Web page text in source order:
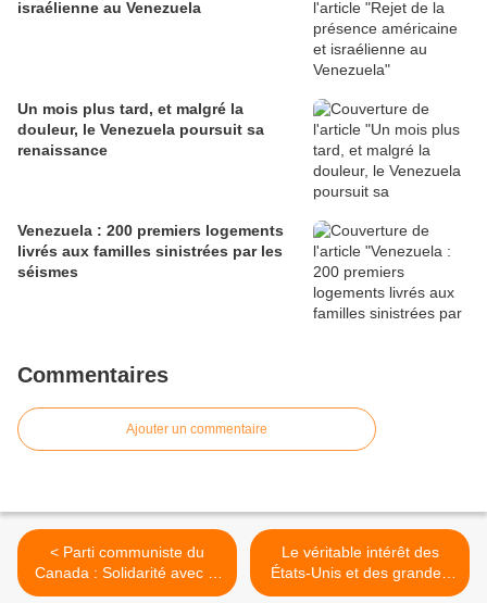
israélienne au Venezuela
Un mois plus tard, et malgré la
douleur, le Venezuela poursuit sa
renaissance
Venezuela : 200 premiers logements
livrés aux familles sinistrées par les
séismes
Commentaires
Ajouter un commentaire
< Parti communiste du
Canada : Solidarité avec le
peuple iranien !
Le véritable intérêt des
États-Unis et des grandes
sociétés transnationales en